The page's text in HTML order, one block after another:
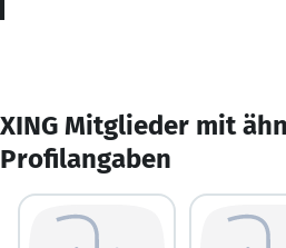
XING Mitglieder mit
Profilangaben